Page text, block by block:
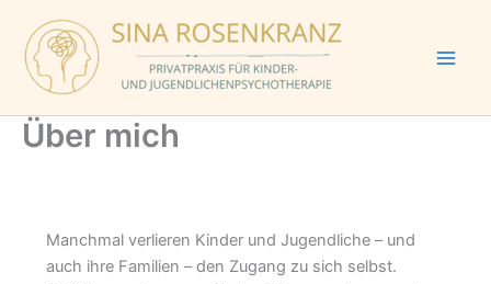
Inhalt
springen
Über mich
Manchmal verlieren Kinder und Jugendliche – und
auch ihre Familien – den Zugang zu sich selbst.